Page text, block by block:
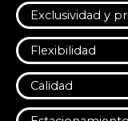
Exclusividad y
Flexibilidad
Calidad